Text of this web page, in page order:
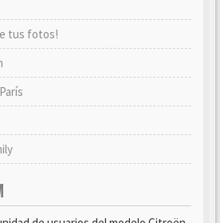
tus fotos!